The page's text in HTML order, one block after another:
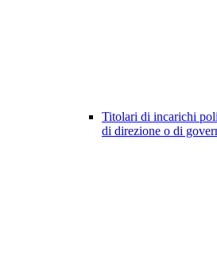
Titolari di incarichi
di direzione o di